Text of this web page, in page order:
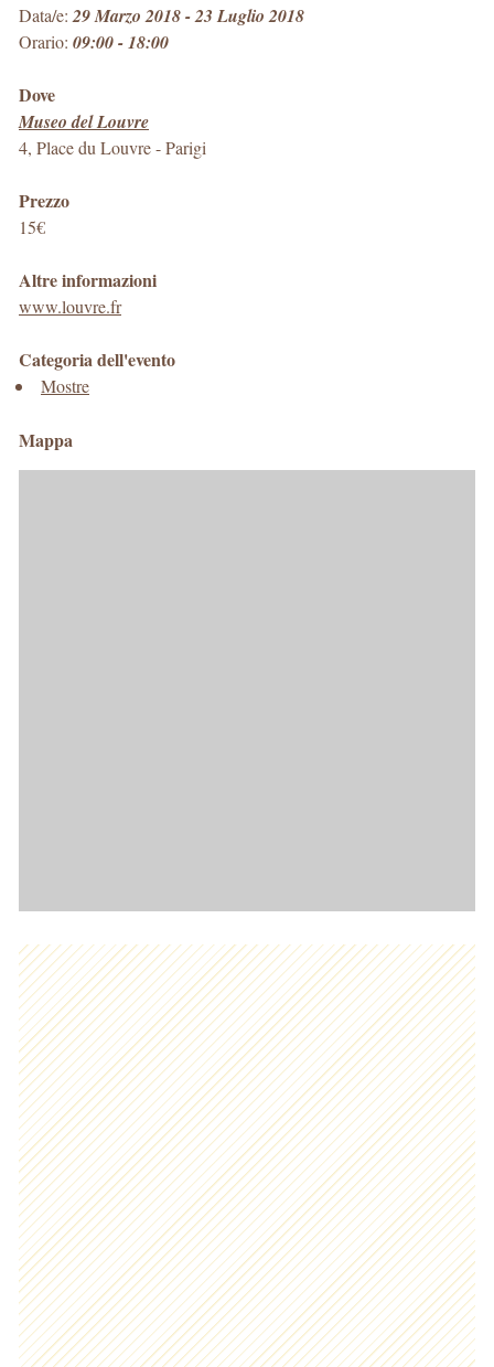
Data/e: 29 Marzo 2018 - 23 Luglio 2018
Orario: 09:00 - 18:00
Dove
Museo del Louvre
4, Place du Louvre-Parigi
Prezzo
15€
Altre informazioni
www.louvre.fr
Categoria dell'evento
Mostre
Mappa